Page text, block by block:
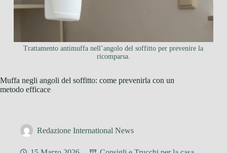
Trattamento antimuffa nell’angolo del soffitto per prevenire la
ricomparsa.
Muffa negli angoli del soffitto: come prevenirla con un
metodo efficace
Redazione International News